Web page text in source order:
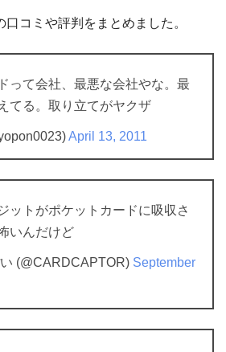
コミや評判をまとめました。
って会社、最悪な会社やな。最
てる。取り立てがヤクザ
April 13, 2011
ットがポケットカードに吸収さ
いんだけど
(@CARDCAPTOR) September